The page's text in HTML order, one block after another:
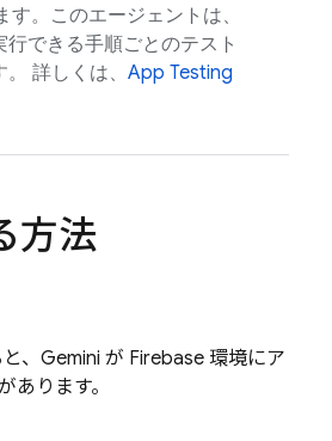
。このエージェントは、
できる手順ごとのテスト
詳しくは、 App Testing
方法
、Gemini が Firebase 環境にア
ります。